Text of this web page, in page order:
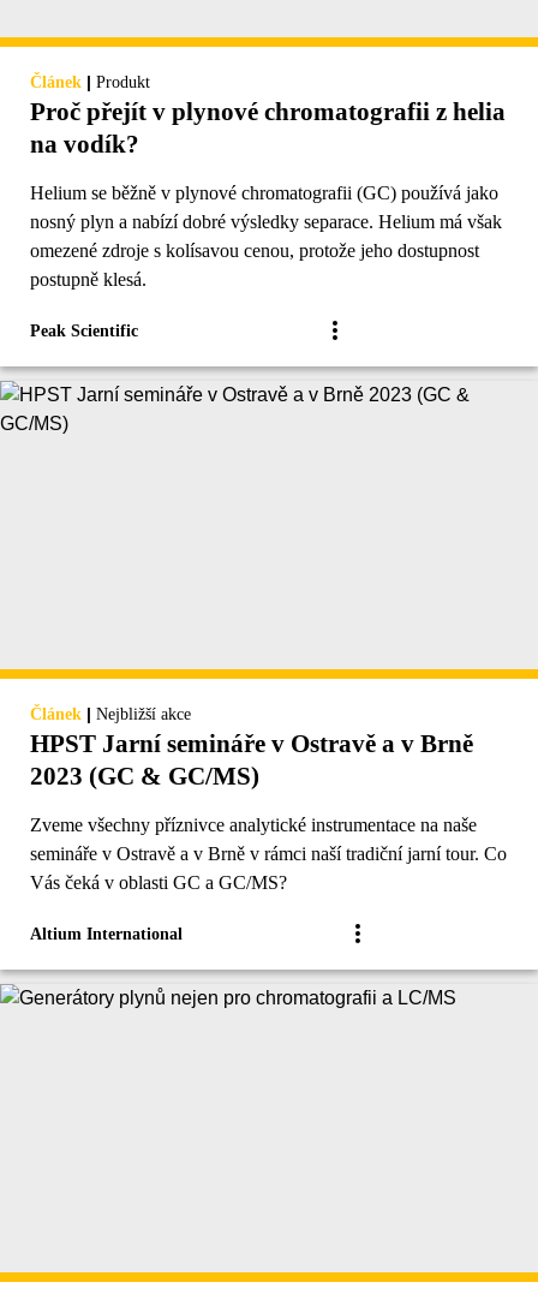
Článek | Produkt
Proč přejít v plynové chromatografii z helia
na vodík?
Helium se běžně v plynové chromatografii (GC) používá jako
nosný plyn a nabízí dobré výsledky separace. Helium má však
omezené zdroje s kolísavou cenou, protože jeho dostupnost
postupně klesá.
Peak Scientific
Článek | Nejbližší akce
HPST Jarní semináře v Ostravě a v Brně
2023 (GC & GC/MS)
Zveme všechny příznivce analytické instrumentace na naše
semináře v Ostravě a v Brně v rámci naší tradiční jarní tour. Co
Vás čeká v oblasti GC a GC/MS?
Altium International